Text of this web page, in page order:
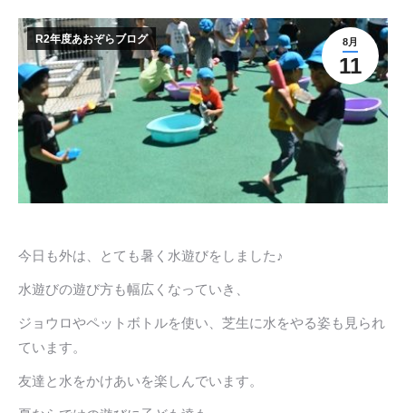
8月
11
R2年度あおぞらブログ
今日も外は、とても暑く水遊びをしました♪
水遊びの遊び方も幅広くなっていき、
ジョウロやペットボトルを使い、芝生に水をやる姿も見られ
ています。
友達と水をかけあいを楽しんでいます。